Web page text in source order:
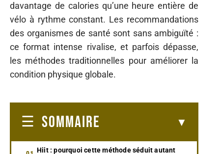
davantage de calories qu’une heure entière de
vélo à rythme constant. Les recommandations
des organismes de santé sont sans ambiguïté :
ce format intense rivalise, et parfois dépasse,
les méthodes traditionnelles pour améliorer la
condition physique globale.
SOMMAIRE
Hiit : pourquoi cette méthode séduit autant